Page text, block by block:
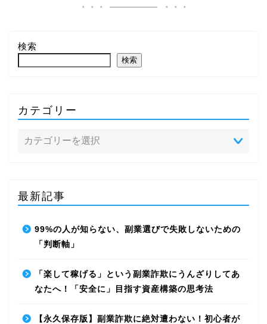
検索
検索
カテゴリー
最新記事
99%の人が知らない、副業選びで失敗しないための
「判断軸」
「楽して稼げる」という副業詐欺にうんざりしてあ
なたへ！「安全に」目指す資産構築の思考法
【永久保存版】副業詐欺に絶対遭わない！初心者が